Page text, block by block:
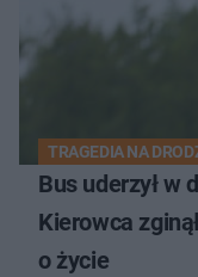
TRAGEDIA NA
Bus uderzył w
Kierowca
o życie